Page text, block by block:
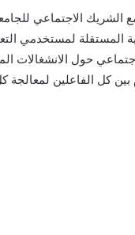
المستقلة لمستخدمي
حول الانشغالات
بين كل الفاعلين لمعالجة